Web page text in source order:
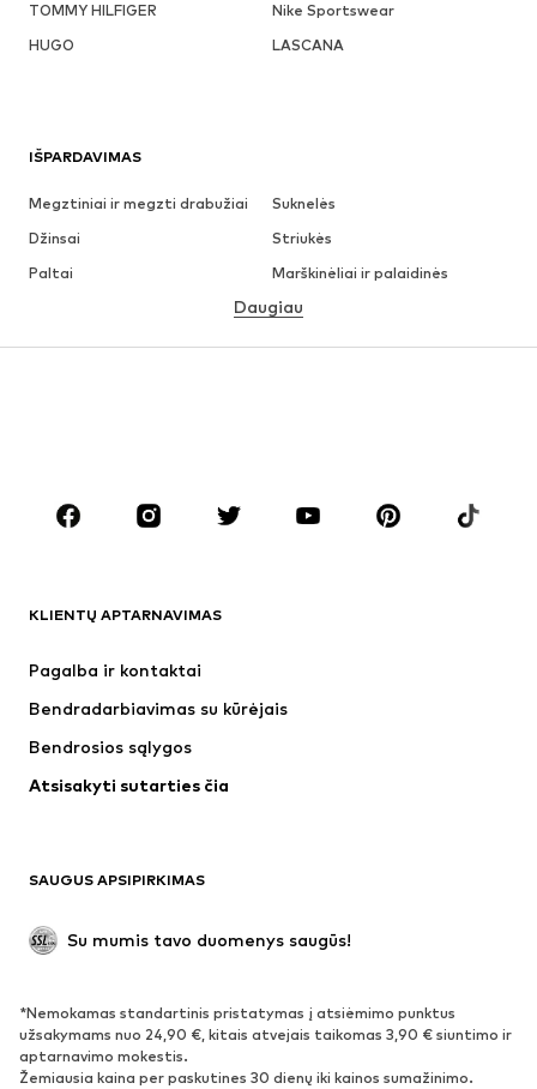
TOMMY HILFIGER
Nike Sportswear
HUGO
LASCANA
IŠPARDAVIMAS
Megztiniai ir megzti drabužiai
Suknelės
Džinsai
Striukės
Paltai
Marškinėliai ir palaidinės
Apatiniai
Sijonai
Palaidinės ir tunikos
Aksesuarai
Premium
Naujienos
Apatiniai
Paltai
Proginiai
Išskirtiniai
BATAI
Naujienos
Daugiau
KLIENTŲ APTARNAVIMAS
Pagalba ir kontaktai
Bendradarbiavimas su kūrėjais
Bendrosios sąlygos
Atsisakyti sutarties čia
SAUGUS APSIPIRKIMAS
Su mumis tavo duomenys saugūs!
*Nemokamas standartinis pristatymas į atsiėmimo punktus
užsakymams nuo 24,90 €, kitais atvejais taikomas 3,90 € siuntimo ir
aptarnavimo mokestis.
Žemiausia kaina per paskutines 30 dienų iki kainos sumažinimo.